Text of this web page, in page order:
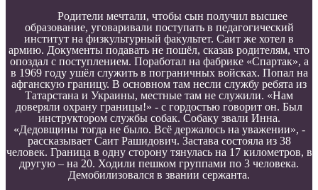
Родители мечтали, чтобы сын получил высшее
образование, уговаривали поступать в педагогический
институт на физкультурный факультет. Саит же хотел в
армию. Документы подавать не пошёл, сказав родителям, что
опоздал с поступлением. Поработал на фабрике «Спартак», а
в 1969 году ушёл служить в пограничных войсках. Попал на
афганскую границу. В основном там несли службу ребята из
Татарстана и Украины, местные там не служили. «Нам
доверяли охрану границы!» - с гордостью говорит он. Был
инструктором службы собак. Собаку звали Инна.
«Дедовщины тогда не было. Всё держалось на уважении», -
рассказывает Саит Рашидович. Застава состояла из 38
человек. Граница в одну сторону тянулась на 17 километров, в
другую – на 20. Ходили пешком группами по 3 человека.
Демобилизовался в звании сержанта.